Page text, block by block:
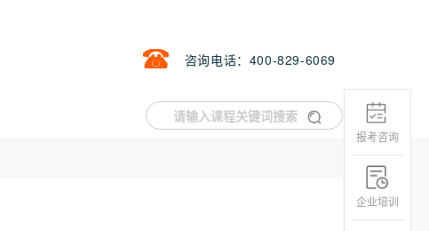
咨询电话：400-829-6069
报考咨询
企业培训